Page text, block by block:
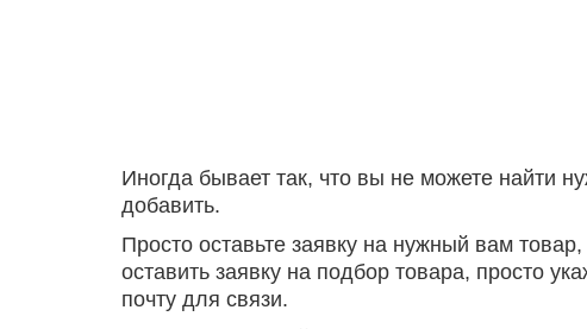
Иногда бывает так, что вы не можете найти
добавить.
Просто оставьте заявку на нужный вам
оставить заявку на подбор товара, просто
почту для связи.